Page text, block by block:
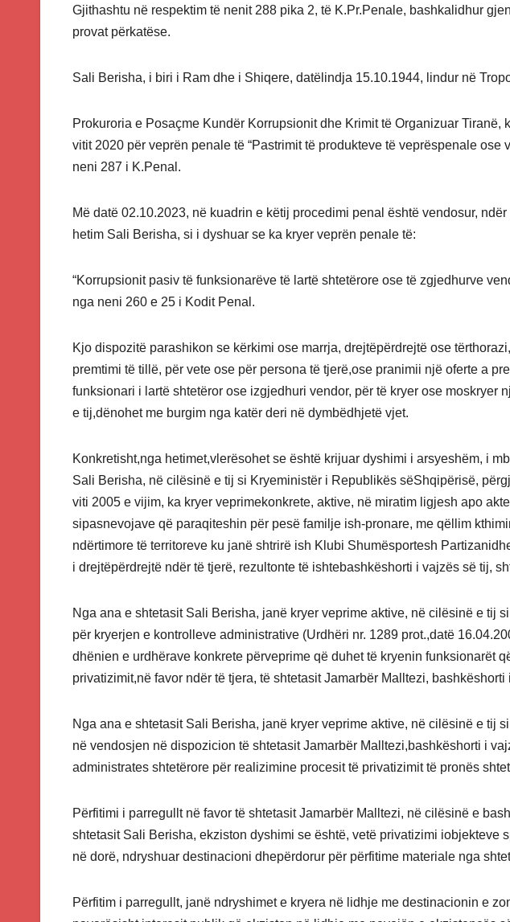
Gjithashtu në respektim të nenit 288 pika 2, të K.Pr.Penale, bashkalidhur
provat përkatëse.
Sali Berisha, i biri i Ram dhe i Shiqere, datëlindja 15.10.1944, lindur në
Prokuroria e Posaçme Kundër Korrupsionit dhe Krimit të Organizuar Tiranë,
vitit 2020 për veprën penale të “Pastrimit të produkteve të veprëspenale ose
neni 287 i K.Penal.
Më datë 02.10.2023, në kuadrin e këtij procedimi penal është vendosur,
hetim Sali Berisha, si i dyshuar se ka kryer veprën penale të:
“Korrupsionit pasiv të funksionarëve të lartë shtetërore ose të zgjedhurve
nga neni 260 e 25 i Kodit Penal.
Kjo dispozitë parashikon se kërkimi ose marrja, drejtëpërdrejtë ose
premtimi të tillë, për vete ose për persona të tjerë,ose pranimii një oferte a
funksionari i lartë shtetëror ose izgjedhuri vendor, për të kryer ose moskryer
e tij,dënohet me burgim nga katër deri në dymbëdhjetë vjet.
Konkretisht,nga hetimet,vlerësohet se është krijuar dyshimi i arsyeshëm, i
Sali Berisha, në cilësinë e tij si Kryeministër i Republikës sëShqipërisë,
viti 2005 e vijim, ka kryer veprimekonkrete, aktive, në miratim ligjesh apo
sipasnevojave që paraqiteshin për pesë familje ish-pronare, me qëllim
ndërtimore të territoreve ku janë shtrirë ish Klubi Shumësportesh
i drejtëpërdrejtë ndër të tjerë, rezultonte të ishtebashkëshorti i vajzës së tij,
Nga ana e shtetasit Sali Berisha, janë kryer veprime aktive, në cilësinë e tij
për kryerjen e kontrolleve administrative (Urdhëri nr. 1289 prot.,datë
dhënien e urdhërave konkrete përveprime që duhet të kryenin funksionarët
privatizimit,në favor ndër të tjera, të shtetasit Jamarbër Malltezi, bashkëshorti
Nga ana e shtetasit Sali Berisha, janë kryer veprime aktive, në cilësinë e tij
në vendosjen në dispozicion të shtetasit Jamarbër Malltezi,bashkëshorti i
administrates shtetërore për realizimine procesit të privatizimit të pronës
Përfitimi i parregullt në favor të shtetasit Jamarbër Malltezi, në cilësinë e
shtetasit Sali Berisha, ekziston dyshimi se është, vetë privatizimi iobjekteve
në dorë, ndryshuar destinacioni dhepërdorur për përfitime materiale nga
Përfitim i parregullt, janë ndryshimet e kryera në lidhje me destinacionin e